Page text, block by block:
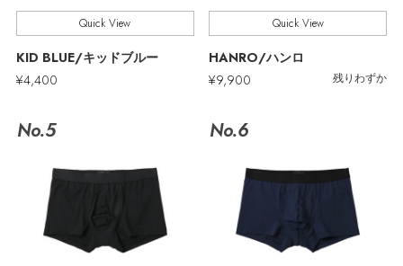
ジャケット
ニット
コート
ルームウェア
フラットシューズ
レインシューズ
ブーツ
トートバッグ
財布・小物
ボディバッグ・ウェストポーチ
クラッチバッグ
ストール・マフラー・ケープ
帽子・イヤーマフ
ヘアアクセサリー
スマートフォンケース・タブレットケース
アイウェア
ピアス・イヤリング
バングル・ブレスレット
リング
すべてのアンダーウェア
スポーツ
シューズ
CONTENTS
Quick View
KID BLUE/キッドブルー
¥4,400
Quick View
HANRO/ハンロ
¥9,900
残りわずか
No.5 No.6